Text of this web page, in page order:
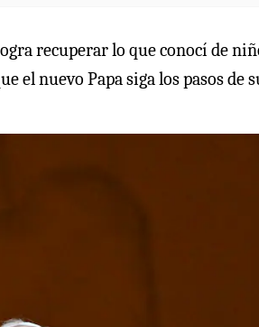
recuperar lo que conocí de
el nuevo Papa siga los pasos de